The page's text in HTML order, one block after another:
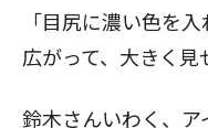
「目尻に濃い色を
広がって、大きく見
鈴木さんいわく、